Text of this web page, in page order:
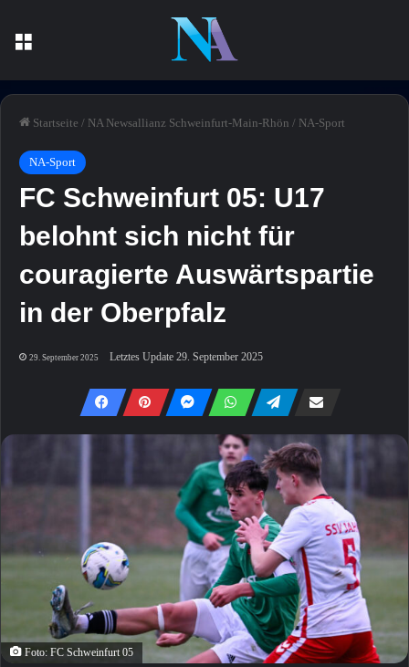
Startseite / NA Newsallianz Schweinfurt-Main-Rhön / NA-Sport
NA-Sport
FC Schweinfurt 05: U17
belohnt sich nicht für
couragierte Auswärtspartie
in der Oberpfalz
29. September 2025 Letztes Update 29. September 2025
Foto: FC Schweinfurt 05